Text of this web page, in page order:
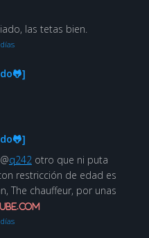
las tetas bien.
q242 otro que ni puta
restricción de edad es
The chauffeur, por unas